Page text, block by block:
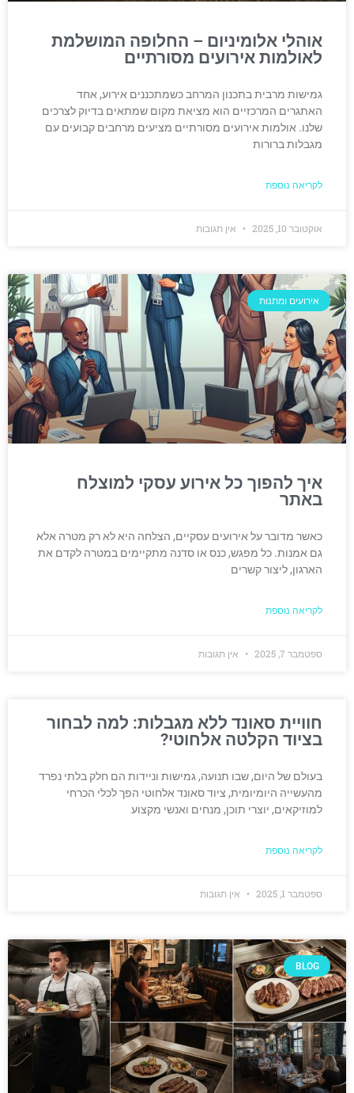
אוהלי אלומיניום – החלופה המושלמת
לאולמות אירועים מסורתיים
גמישות מרבית בתכנון המרחב כשמתכננים אירוע, אחד
האתגרים המרכזיים הוא מציאת מקום שמתאים בדיוק לצרכים
שלנו. אולמות אירועים מסורתיים מציעים מרחבים קבועים עם
מגבלות ברורות
לקריאה נוספת
אוקטובר 10, 2025 אין תגובות
אירועים ומתנות
איך להפוך כל אירוע עסקי למוצלח
באתר
כאשר מדובר על אירועים עסקיים, הצלחה היא לא רק מטרה אלא
גם אמנות. כל מפגש, כנס או סדנה מתקיימים במטרה לקדם את
הארגון, ליצור קשרים
לקריאה נוספת
ספטמבר 7, 2025 אין תגובות
חוויית סאונד ללא מגבלות: למה לבחור
בציוד הקלטה אלחוטי?
בעולם של היום, שבו תנועה, גמישות וניידות הם חלק בלתי נפרד
מהעשייה היומיומית, ציוד סאונד אלחוטי הפך לכלי הכרחי
למוזיקאים, יוצרי תוכן, מנחים ואנשי מקצוע
לקריאה נוספת
ספטמבר 1, 2025 אין תגובות
BLOG